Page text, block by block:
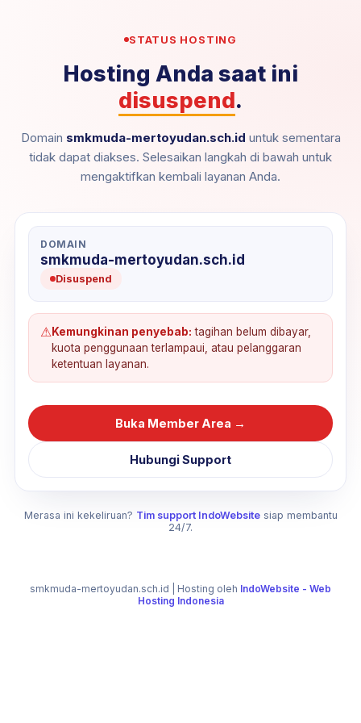
STATUS HOSTING
Hosting Anda saat ini
disuspend.
Domain smkmuda-mertoyudan.sch.id untuk sementara
tidak dapat diakses. Selesaikan langkah di bawah untuk
mengaktifkan kembali layanan Anda.
DOMAIN
smkmuda-mertoyudan.sch.id
Disuspend
⚠Kemungkinan penyebab: tagihan belum dibayar,
kuota penggunaan terlampaui, atau pelanggaran
ketentuan layanan.
Buka Member Area →
Hubungi Support
Merasa ini kekeliruan? Tim support IndoWebsitesiap membantu
24/7.
smkmuda-mertoyudan.sch.id | Hosting oleh IndoWebsite - Web
Hosting Indonesia